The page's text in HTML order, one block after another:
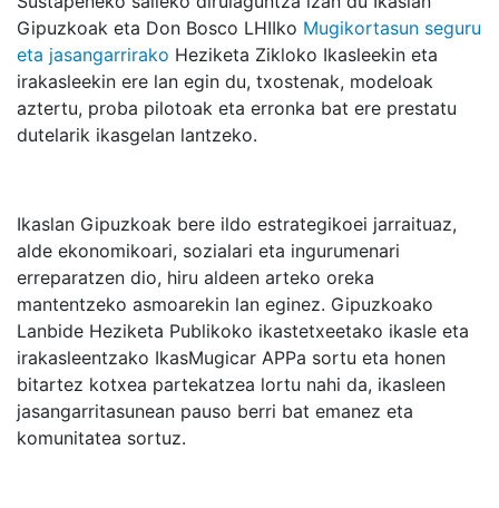
Gipuzkoak eta Don Bosco LHIIko Mugikortasun seguru
eta jasangarrirako Heziketa Zikloko Ikasleekin eta
irakasleekin ere lan egin du, txostenak, modeloak
aztertu, proba pilotoak eta erronka bat ere prestatu
dutelarik ikasgelan lantzeko.
Ikaslan Gipuzkoak bere ildo estrategikoei jarraituaz,
alde ekonomikoari, sozialari eta ingurumenari
erreparatzen dio, hiru aldeen arteko oreka
mantentzeko asmoarekin lan eginez. Gipuzkoako
Lanbide Heziketa Publikoko ikastetxeetako ikasle eta
irakasleentzako IkasMugicar APPa sortu eta honen
bitartez kotxea partekatzea lortu nahi da, ikasleen
jasangarritasunean pauso berri bat emanez eta
komunitatea sortuz.